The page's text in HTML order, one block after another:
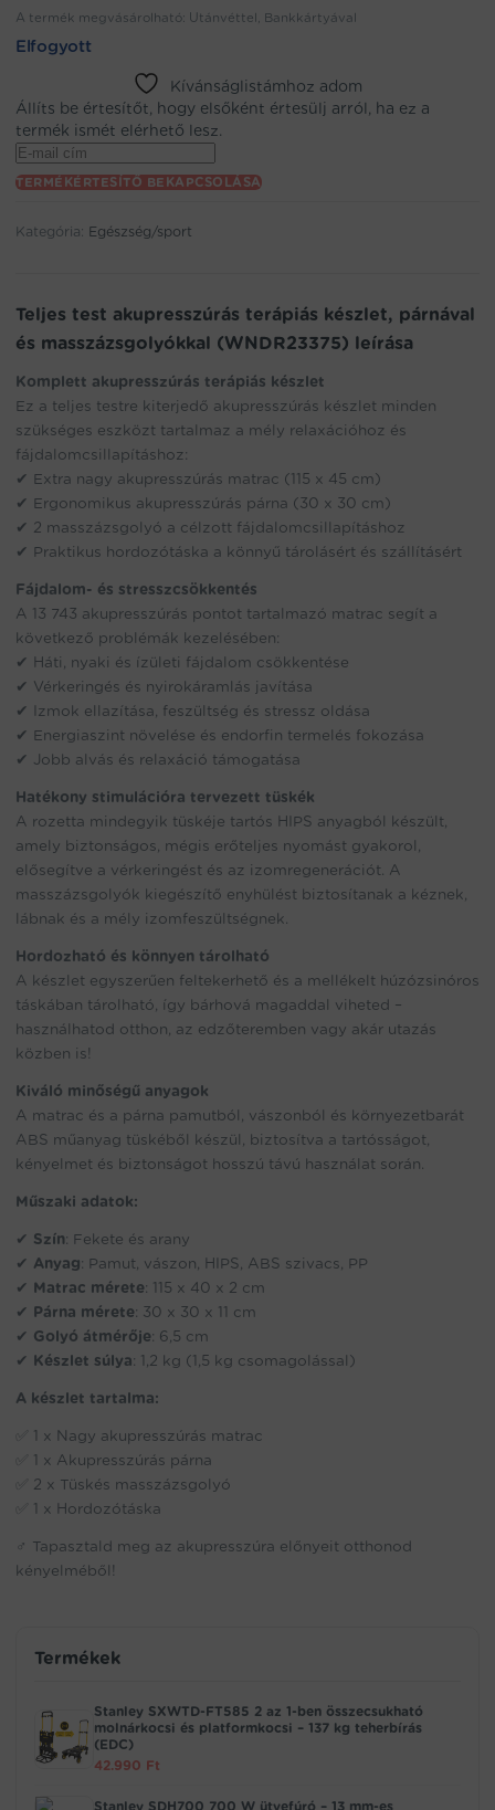
A termék megvásárolható: Utánvéttel, Bankkártyával
Elfogyott
Kívánságlistámhoz adom
Állíts be értesítőt, hogy elsőként értesülj arról, ha ez a
termék ismét elérhető lesz.
Enter
your
email
to
waitlist
this
product
TERMÉKÉRTESÍTŐ BEKAPCSOLÁSA
Kategória: Egészség/sport
Teljes test akupresszúrás terápiás készlet, párnával
és masszázsgolyókkal (WNDR23375) leírása
Komplett akupresszúrás terápiás készlet
Ez a teljes testre kiterjedő akupresszúrás készlet minden
szükséges eszközt tartalmaz a mély relaxációhoz és
fájdalomcsillapításhoz:
✔ Extra nagy akupresszúrás matrac (115 x 45 cm)
✔ Ergonomikus akupresszúrás párna (30 x 30 cm)
✔ 2 masszázsgolyó a célzott fájdalomcsillapításhoz
✔ Praktikus hordozótáska a könnyű tárolásért és szállításért
Fájdalom- és stresszcsökkentés
A 13 743 akupresszúrás pontot tartalmazó matrac segít a
következő problémák kezelésében:
✔ Háti, nyaki és ízületi fájdalom csökkentése
✔ Vérkeringés és nyirokáramlás javítása
✔ Izmok ellazítása, feszültség és stressz oldása
✔ Energiaszint növelése és endorfin termelés fokozása
✔ Jobb alvás és relaxáció támogatása
Hatékony stimulációra tervezett tüskék
A rozetta mindegyik tüskéje tartós HIPS anyagból készült,
amely biztonságos, mégis erőteljes nyomást gyakorol,
elősegítve a vérkeringést és az izomregenerációt. A
masszázsgolyók kiegészítő enyhülést biztosítanak a kéznek,
lábnak és a mély izomfeszültségnek.
Hordozható és könnyen tárolható
A készlet egyszerűen feltekerhető és a mellékelt húzózsinóros
táskában tárolható, így bárhová magaddal viheted –
használhatod otthon, az edzőteremben vagy akár utazás
közben is!
Kiváló minőségű anyagok
A matrac és a párna pamutból, vászonból és környezetbarát
ABS műanyag tüskéből készül, biztosítva a tartósságot,
kényelmet és biztonságot hosszú távú használat során.
Műszaki adatok:
✔ Szín: Fekete és arany
✔ Anyag: Pamut, vászon, HIPS, ABS szivacs, PP
✔ Matrac mérete: 115 x 40 x 2 cm
✔ Párna mérete: 30 x 30 x 11 cm
✔ Golyó átmérője: 6,5 cm
✔ Készlet súlya: 1,2 kg (1,5 kg csomagolással)
A készlet tartalma:
✅ 1 x Nagy akupresszúrás matrac
✅ 1 x Akupresszúrás párna
✅ 2 x Tüskés masszázsgolyó
✅ 1 x Hordozótáska
‍♂️ Tapasztald meg az akupresszúra előnyeit otthonod
kényelméből!
Termékek
Stanley SXWTD-FT585 2 az 1-ben összecsukható
molnárkocsi és platformkocsi – 137 kg teherbírás
(EDC)
42.990 Ft
Stanley SDH700 700 W ütvefúró – 13 mm-es